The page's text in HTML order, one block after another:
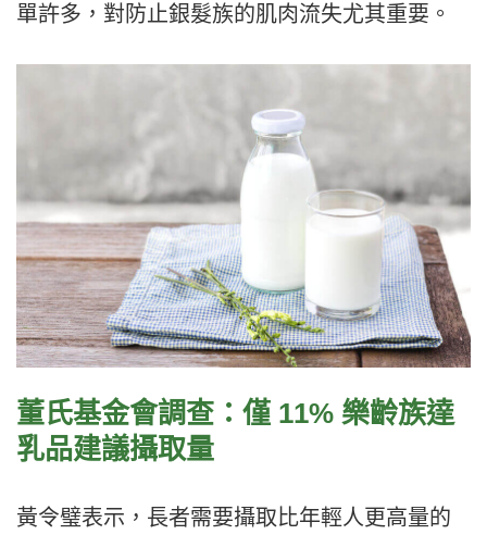
單許多，對防止銀髮族的肌肉流失尤其重要。
董氏基金會調查：僅 11% 樂齡族達
乳品建議攝取量
黃令璧表示，長者需要攝取比年輕人更高量的